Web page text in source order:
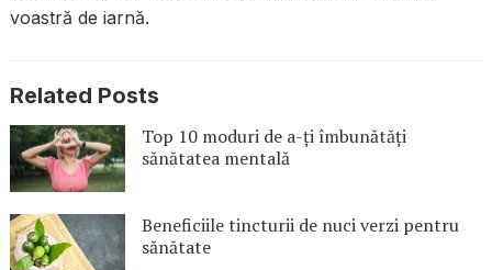
voastră de iarnă.
Related Posts
Top 10 moduri de a-ți îmbunătăți
sănătatea mentală
Beneficiile tincturii de nuci verzi pentru
sănătate